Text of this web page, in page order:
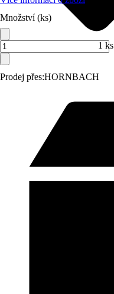
Prodej přes:HORNBACH
Množství (ks)
1 ks